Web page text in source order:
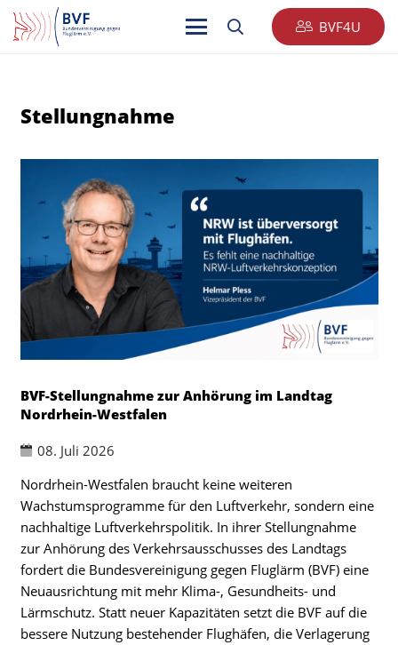
BVF4U
Stellungnahme
BVF-Stellungnahme zur Anhörung im Landtag
Nordrhein-Westfalen
08. Juli 2026
Nordrhein-Westfalen braucht keine weiteren
Wachstumsprogramme für den Luftverkehr, sondern eine
nachhaltige Luftverkehrspolitik. In ihrer Stellungnahme
zur Anhörung des Verkehrsausschusses des Landtags
fordert die Bundesvereinigung gegen Fluglärm (BVF) eine
Neuausrichtung mit mehr Klima-, Gesundheits- und
Lärmschutz. Statt neuer Kapazitäten setzt die BVF auf die
bessere Nutzung bestehender Flughäfen, die Verlagerung